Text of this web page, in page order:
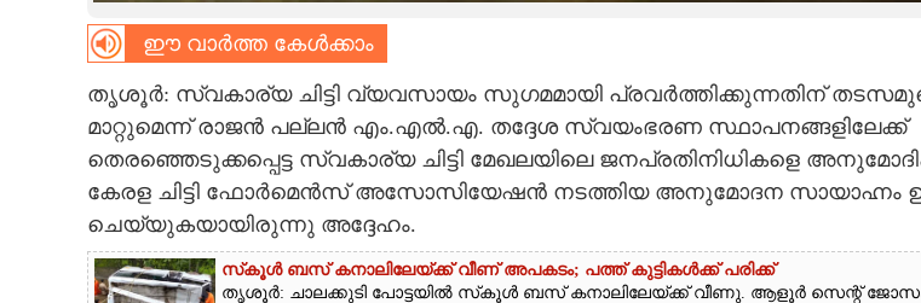
CARTOONS
LITERATURE
CONTACT US
ഈ വാർത്ത കേൾക്കാം
തൃശൂർ: സ്വകാര്യ ചിട്ടി വ്യവസായം സുഗമമായി പ്രവർത്തിക്കുന്നതിന്
മാറ്റുമെന്ന് രാജൻ പല്ലൻ എം.എൽ.എ. തദ്ദേശ സ്വയംഭരണ സ്ഥാപനങ്ങളിലേക്ക്
തെരഞ്ഞെടുക്കപ്പെട്ട സ്വകാര്യ ചിട്ടി മേഖലയിലെ ജനപ്രതിനിധികളെ
കേരള ചിട്ടി ഫോർമെൻസ് അസോസിയേഷൻ നടത്തിയ അനുമോദന സായാഹ്നം
ചെയ്യുകയായിരുന്നു അദ്ദേഹം.
സ്‌കൂൾ ബസ് കനാലിലേയ്ക്ക് വീണ് അപകടം; പത്ത് കുട്ടികൾക്ക് പരിക്ക്
തൃശൂർ: ചാലക്കുടി പോട്ടയിൽ സ്‌കൂൾ ബസ് കനാലിലേയ്ക്ക് വീണു. ആളൂർ സെന്റ്